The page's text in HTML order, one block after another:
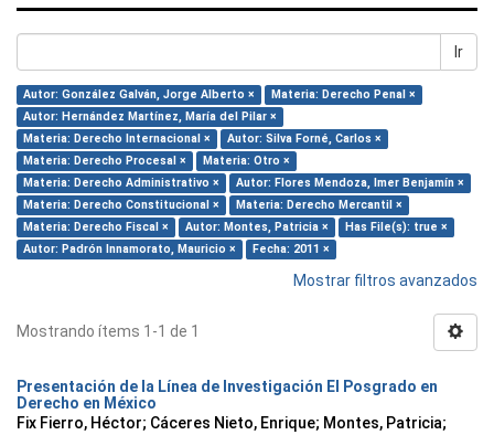
Ir
Autor: González Galván, Jorge Alberto ×
Materia: Derecho Penal ×
Autor: Hernández Martínez, María del Pilar ×
Materia: Derecho Internacional ×
Autor: Silva Forné, Carlos ×
Materia: Derecho Procesal ×
Materia: Otro ×
Materia: Derecho Administrativo ×
Autor: Flores Mendoza, Imer Benjamín ×
Materia: Derecho Constitucional ×
Materia: Derecho Mercantil ×
Materia: Derecho Fiscal ×
Autor: Montes, Patricia ×
Has File(s): true ×
Autor: Padrón Innamorato, Mauricio ×
Fecha: 2011 ×
Mostrar filtros avanzados
Mostrando ítems 1-1 de 1
Presentación de la Línea de Investigación El Posgrado en
Derecho en México
Fix Fierro, Héctor; Cáceres Nieto, Enrique; Montes, Patricia;